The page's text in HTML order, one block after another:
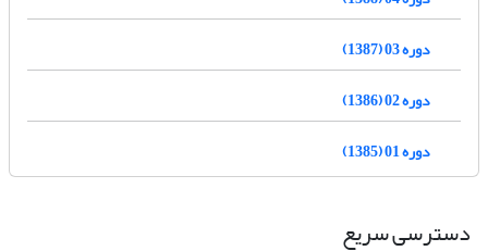
دوره 03 (1387)
دوره 02 (1386)
دوره 01 (1385)
دسترسی سریع